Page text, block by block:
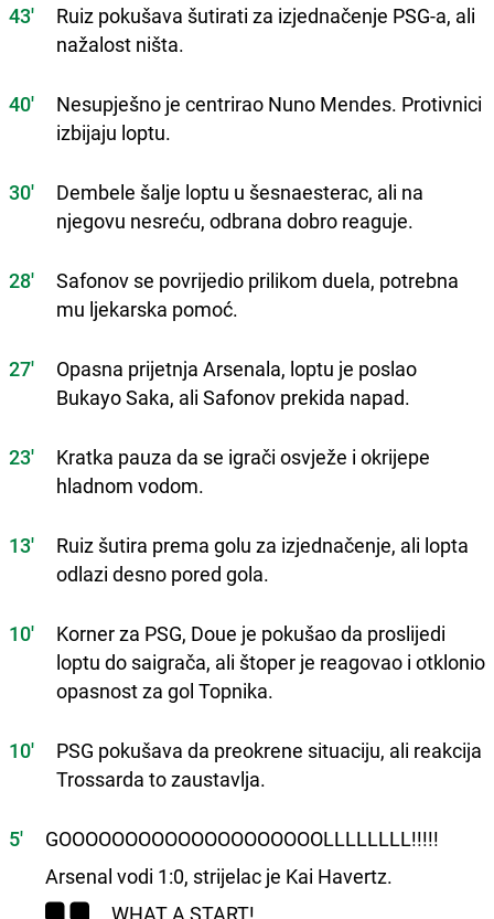
43'
Ruiz pokušava šutirati za izjednačenje PSG-a, ali
nažalost ništa.
40'
Nesupješno je centrirao Nuno Mendes. Protivnici
izbijaju loptu.
30'
Dembele šalje loptu u šesnaesterac, ali na
njegovu nesreću, odbrana dobro reaguje.
28'
Safonov se povrijedio prilikom duela, potrebna
mu ljekarska pomoć.
27'
Opasna prijetnja Arsenala, loptu je poslao
Bukayo Saka, ali Safonov prekida napad.
23'
Kratka pauza da se igrači osvježe i okrijepe
hladnom vodom.
13'
Ruiz šutira prema golu za izjednačenje, ali lopta
odlazi desno pored gola.
10'
Korner za PSG, Doue je pokušao da proslijedi
loptu do saigrača, ali štoper je reagovao i otklonio
opasnost za gol Topnika.
10'
PSG pokušava da preokrene situaciju, ali reakcija
Trossarda to zaustavlja.
5'
GOOOOOOOOOOOOOOOOOOOOLLLLLLLL!!!!!
Arsenal vodi 1:0, strijelac je Kai Havertz.
WHAT A START!